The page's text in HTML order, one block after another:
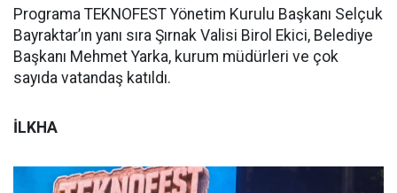
Programa TEKNOFEST Yönetim Kurulu Başkanı Selçuk
Bayraktar’ın yanı sıra Şırnak Valisi Birol Ekici, Belediye
Başkanı Mehmet Yarka, kurum müdürleri ve çok
sayıda vatandaş katıldı.
İLKHA